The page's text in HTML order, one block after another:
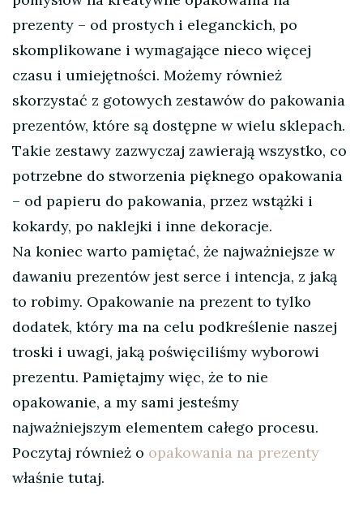
prezenty – od prostych i eleganckich, po
skomplikowane i wymagające nieco więcej
czasu i umiejętności. Możemy również
skorzystać z gotowych zestawów do pakowania
prezentów, które są dostępne w wielu sklepach.
Takie zestawy zazwyczaj zawierają wszystko, co
potrzebne do stworzenia pięknego opakowania
– od papieru do pakowania, przez wstążki i
kokardy, po naklejki i inne dekoracje.
Na koniec warto pamiętać, że najważniejsze w
dawaniu prezentów jest serce i intencja, z jaką
to robimy. Opakowanie na prezent to tylko
dodatek, który ma na celu podkreślenie naszej
troski i uwagi, jaką poświęciliśmy wyborowi
prezentu. Pamiętajmy więc, że to nie
opakowanie, a my sami jesteśmy
najważniejszym elementem całego procesu.
Poczytaj również o opakowania na prezenty
właśnie tutaj.